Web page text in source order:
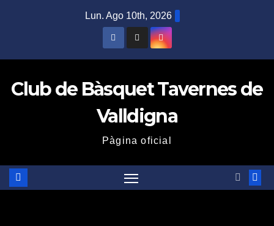
Lun. Ago 10th, 2026
Club de Bàsquet Tavernes de
Valldigna
Pàgina oficial